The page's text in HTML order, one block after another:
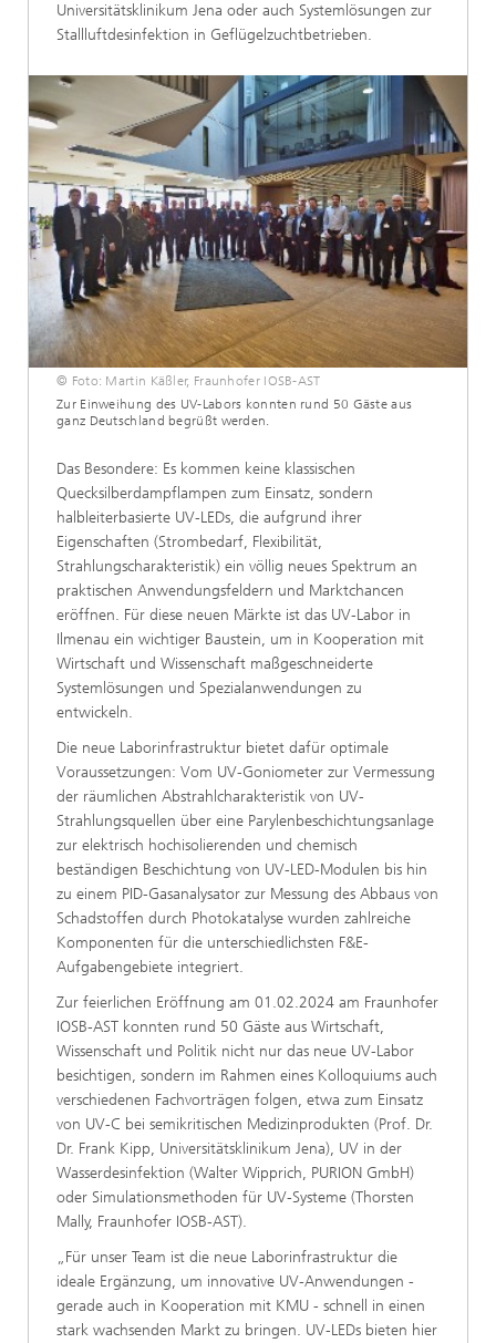
Universitätsklinikum Jena oder auch Systemlösungen zur
Stallluftdesinfektion in Geflügelzuchtbetrieben.
© Foto: Martin Käßler, Fraunhofer IOSB-AST
Zur Einweihung des UV-Labors konnten rund 50 Gäste aus
ganz Deutschland begrüßt werden.
Das Besondere: Es kommen keine klassischen
Quecksilberdampflampen zum Einsatz, sondern
halbleiterbasierte UV-LEDs, die aufgrund ihrer
Eigenschaften (Strombedarf, Flexibilität,
Strahlungscharakteristik) ein völlig neues Spektrum an
praktischen Anwendungsfeldern und Marktchancen
eröffnen. Für diese neuen Märkte ist das UV-Labor in
Ilmenau ein wichtiger Baustein, um in Kooperation mit
Wirtschaft und Wissenschaft maßgeschneiderte
Systemlösungen und Spezialanwendungen zu
entwickeln.
Die neue Laborinfrastruktur bietet dafür optimale
Voraussetzungen: Vom UV-Goniometer zur Vermessung
der räumlichen Abstrahlcharakteristik von UV-
Strahlungsquellen über eine Parylenbeschichtungsanlage
zur elektrisch hochisolierenden und chemisch
beständigen Beschichtung von UV-LED-Modulen bis hin
zu einem PID-Gasanalysator zur Messung des Abbaus von
Schadstoffen durch Photokatalyse wurden zahlreiche
Komponenten für die unterschiedlichsten F&E-
Aufgabengebiete integriert.
Zur feierlichen Eröffnung am 01.02.2024 am Fraunhofer
IOSB-AST konnten rund 50 Gäste aus Wirtschaft,
Wissenschaft und Politik nicht nur das neue UV-Labor
besichtigen, sondern im Rahmen eines Kolloquiums auch
verschiedenen Fachvorträgen folgen, etwa zum Einsatz
von UV-C bei semikritischen Medizinprodukten (Prof. Dr.
Dr. Frank Kipp, Universitätsklinikum Jena), UV in der
Wasserdesinfektion (Walter Wipprich, PURION GmbH)
oder Simulationsmethoden für UV-Systeme (Thorsten
Mally, Fraunhofer IOSB-AST).
„Für unser Team ist die neue Laborinfrastruktur die
ideale Ergänzung, um innovative UV-Anwendungen -
gerade auch in Kooperation mit KMU - schnell in einen
stark wachsenden Markt zu bringen. UV-LEDs bieten hier